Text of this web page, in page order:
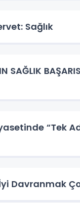
Sağlık
SAĞLIK
“Tek
Davranmak